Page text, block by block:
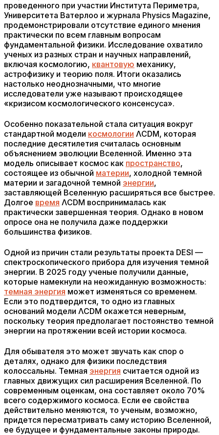
проведенного при участии Института Периметра,
Университета Ватерлоо и журнала Physics Magazine,
продемонстрировали отсутствие единого мнения
практически по всем главным вопросам
фундаментальной физики. Исследование охватило
ученых из разных стран и научных направлений,
включая космологию, квантовую механику,
астрофизику и теорию поля. Итоги оказались
настолько неоднозначными, что многие
исследователи уже называют происходящее
«кризисом космологического консенсуса».
Особенно показательной стала ситуация вокруг
стандартной модели космологии ΛCDM, которая
последние десятилетия считалась основным
объяснением эволюции Вселенной. Именно эта
модель описывает космос как пространство,
состоящее из обычной материи, холодной темной
материи и загадочной темной энергии,
заставляющей Вселенную расширяться все быстрее.
Долгое время ΛCDM воспринималась как
практически завершенная теория. Однако в новом
опросе она не получила даже поддержки
большинства физиков.
Одной из причин стали результаты проекта DESI —
спектроскопического прибора для изучения темной
энергии. В 2025 году ученые получили данные,
которые намекнули на неожиданную возможность:
темная энергия может изменяться со временем.
Если это подтвердится, то одно из главных
оснований модели ΛCDM окажется неверным,
поскольку теория предполагает постоянство темной
энергии на протяжении всей истории космоса.
Для обывателя это может звучать как спор о
деталях, однако для физики последствия
колоссальны. Темная энергия считается одной из
главных движущих сил расширения Вселенной. По
современным оценкам, она составляет около 70%
всего содержимого космоса. Если ее свойства
действительно меняются, то ученым, возможно,
придется пересматривать саму историю Вселенной,
ее будущее и фундаментальные законы природы.